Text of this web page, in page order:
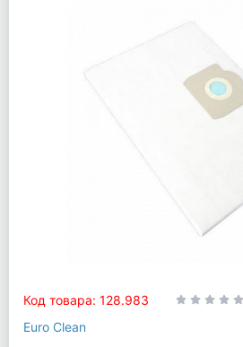
Код товара: 128.983
Euro Clean